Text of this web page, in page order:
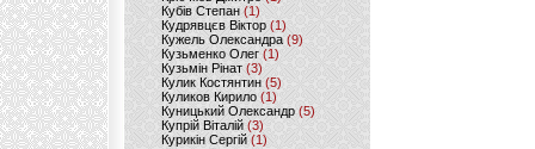
Кубів Степан(1)
Кудрявцєв Віктор (1)
Кужель Олександра (9)
Кузьменко Олег (1)
Кузьмін Рінат(3)
Кулик Костянтин(5)
Куликов Кирило (1)
Куницький Олександр (5)
Купрій Віталій (3)
Курикін Сергій(1)